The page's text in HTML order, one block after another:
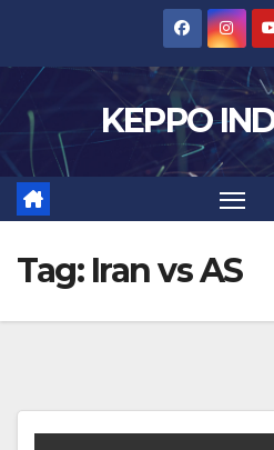
content
KEPPO
Tag: Iran vs AS